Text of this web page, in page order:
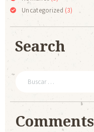
Uncategorized (3)
Search
Comments